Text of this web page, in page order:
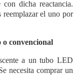
dicha reactancia.
reemplazar el uno por
o convencional
a un tubo LED
necesita comprar un